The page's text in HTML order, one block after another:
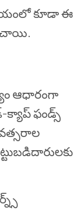
కూడా ఈ
ఆధారంగా
క్యాప్ ఫండ్స్